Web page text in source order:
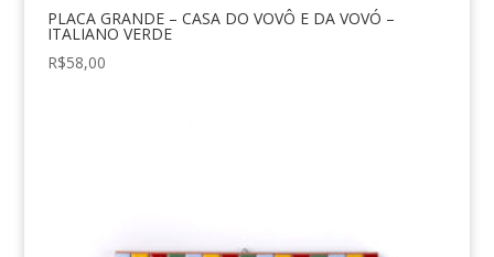
PLACA GRANDE – CASA DO VOVÔ E DA VOVÓ –
ITALIANO VERDE
R$58,00